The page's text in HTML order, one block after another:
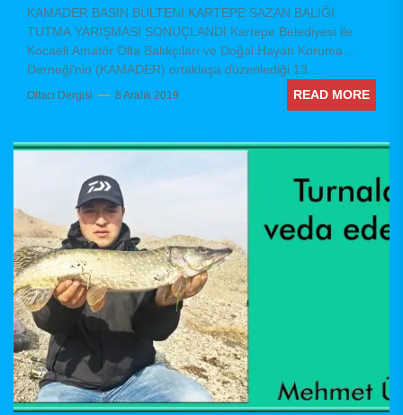
KAMADER BASIN BÜLTENİ KARTEPE SAZAN BALIĞI
TUTMA YARIŞMASI SONUÇLANDI Kartepe Belediyesi ile
Kocaeli Amatör Olta Balıkçıları ve Doğal Hayatı Koruma
Derneği'nin (KAMADER) ortaklaşa düzenlediği 13....
Oltacı Dergisi 8 Aralık 2019 READ MORE